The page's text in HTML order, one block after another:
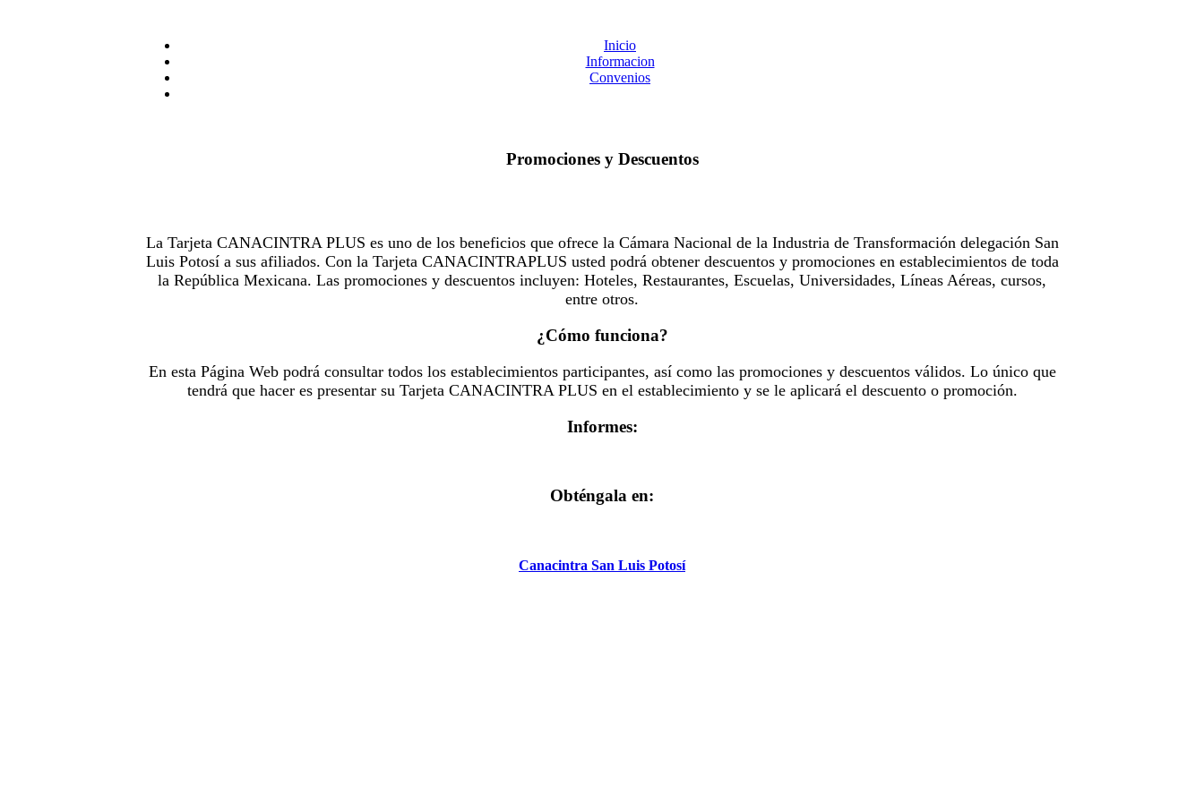
Inicio
Informacion
Convenios
Promociones y Descuentos
La Tarjeta CANACINTRA PLUS es uno de los beneficios que ofrece la Cámara Nacional de la Industria de Transformación delegación San
Luis Potosí a sus afiliados. Con la Tarjeta CANACINTRAPLUS usted podrá obtener descuentos y promociones en establecimientos de toda
la República Mexicana. Las promociones y descuentos incluyen: Hoteles, Restaurantes, Escuelas, Universidades, Líneas Aéreas, cursos,
entre otros.
¿Cómo funciona?
En esta Página Web podrá consultar todos los establecimientos participantes, así como las promociones y descuentos válidos. Lo único que
tendrá que hacer es presentar su Tarjeta CANACINTRA PLUS en el establecimiento y se le aplicará el descuento o promoción.
Informes:
Obténgala en:
Canacintra San Luis Potosí